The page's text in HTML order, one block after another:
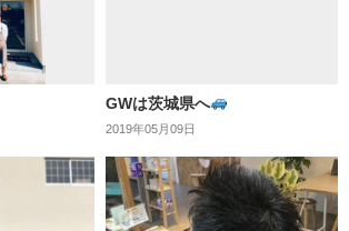
GWは茨城県へ
2019年05月09日